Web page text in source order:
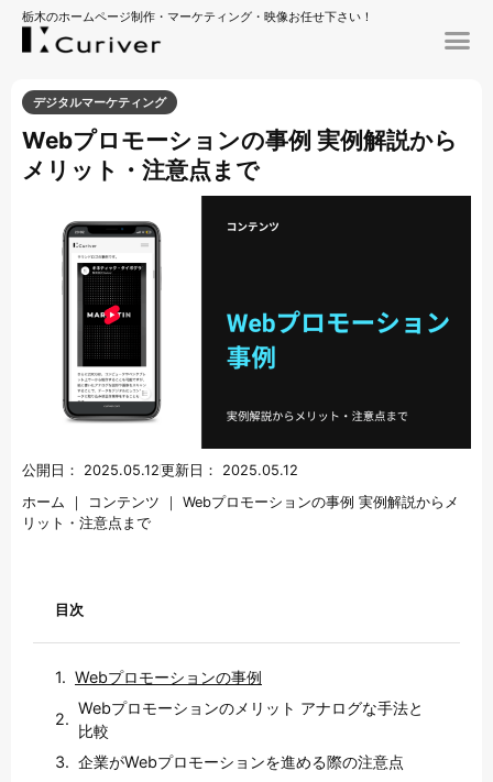
栃木のホームページ制作・マーケティング・映像お任せ下さい！
デジタルマーケティング
Webプロモーションの事例 実例解説から
メリット・注意点まで
公開日： 2025.05.12更新日：
2025.05.12
ホーム
｜ コンテンツ ｜
Webプロモーションの事例 実例解説からメ
リット・注意点まで
目次
Webプロモーションの事例
Webプロモーションのメリット アナログな手法と
比較
企業がWebプロモーションを進める際の注意点